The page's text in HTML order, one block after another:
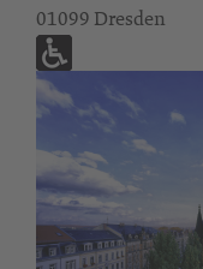
01099 Dresden